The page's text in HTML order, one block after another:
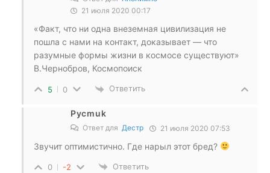
21 июля 2020 00:17
«Факт, что ни одна внеземная цивилизация не
пошла с нами на контакт, доказывает — что
разумные формы жизни в космосе существуют»
В.Чернобров, Космопоиск
5 0 Ответить
Pycmuk
Ответ для Дестр 21 июля 2020 07:53
Звучит оптимистично. Где нарыл этот бред?
0 -2 Ответить